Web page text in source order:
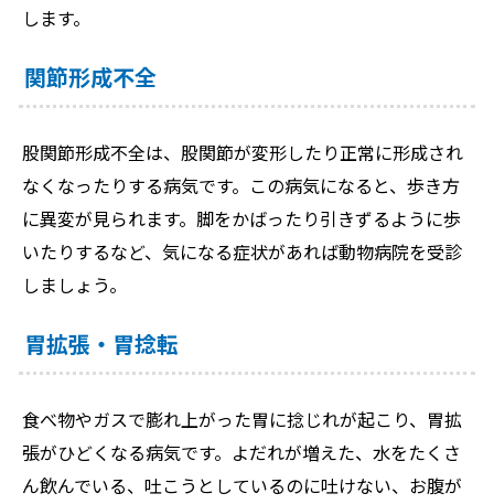
します。
関節形成不全
股関節形成不全は、股関節が変形したり正常に形成され
なくなったりする病気です。この病気になると、歩き方
に異変が見られます。脚をかばったり引きずるように歩
いたりするなど、気になる症状があれば動物病院を受診
しましょう。
胃拡張・胃捻転
食べ物やガスで膨れ上がった胃に捻じれが起こり、胃拡
張がひどくなる病気です。よだれが増えた、水をたくさ
ん飲んでいる、吐こうとしているのに吐けない、お腹が